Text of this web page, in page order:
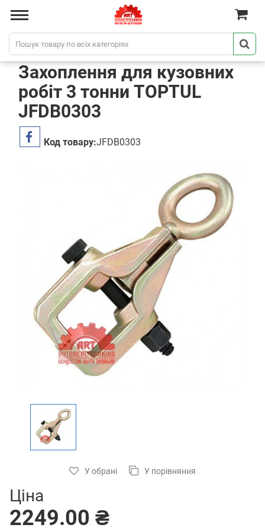
Захоплення для кузовних
робіт 3 тонни TOPTUL
JFDB0303
Код товару:JFDB0303
У обрані У порівняння
Ціна
2249.00 ₴